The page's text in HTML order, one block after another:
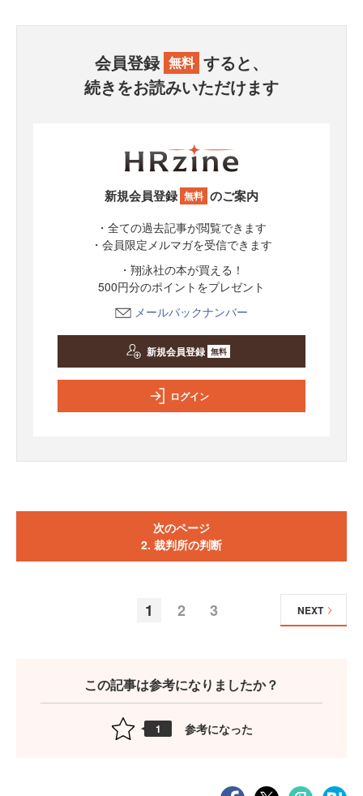
会員登録 無料 すると、
続きをお読みいただけます
新規会員登録 無料 のご案内
・全ての過去記事が閲覧できます
・会員限定メルマガを受信できます
・翔泳社の本が買える！
500円分のポイントをプレゼント
メールバックナンバー
新規会員登録 無料
ログイン
次のページ
2. 裁判所の判断
1 2 3 NEXT
この記事は参考になりましたか？
1 参考になった